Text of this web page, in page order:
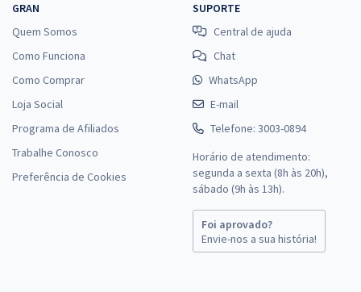
GRAN
Quem Somos
Como Funciona
Como Comprar
Loja Social
Programa de Afiliados
Trabalhe Conosco
Preferência de Cookies
SUPORTE
Central de ajuda
Chat
WhatsApp
E-mail
Telefone: 3003-0894
Horário de atendimento:
segunda a sexta (8h às 20h),
sábado (9h às 13h).
Foi aprovado?
Envie-nos a sua história!